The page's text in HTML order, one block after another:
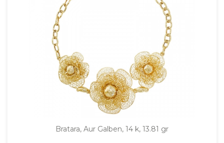
Bratara, Aur Galben, 14 k, 13.81 gr